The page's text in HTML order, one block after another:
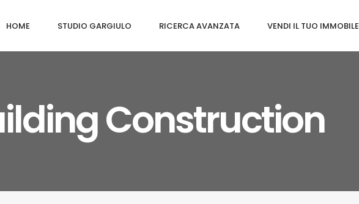
HOME STUDIO GARGIULO RICERCA AVANZATA VENDI IL TUO IMMOBILE
Construction